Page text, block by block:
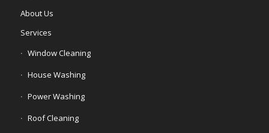
About Us
Services
Window Cleaning
House Washing
Power Washing
Roof Cleaning